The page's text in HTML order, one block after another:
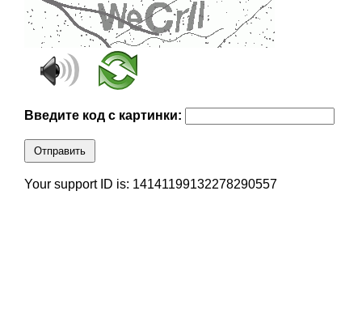
Введите код с картинки:
Отправить
Your support ID is: 14141199132278290557